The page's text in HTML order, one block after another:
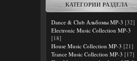
КАТЕГОРИИ РАЗДЕЛА
Dance & Club Альбомы MP-3 [32]
Electronic Music Collection MP-3
[18]
House Music Collection MP-3 [21]
Trance Music Collection MP-3 [17]